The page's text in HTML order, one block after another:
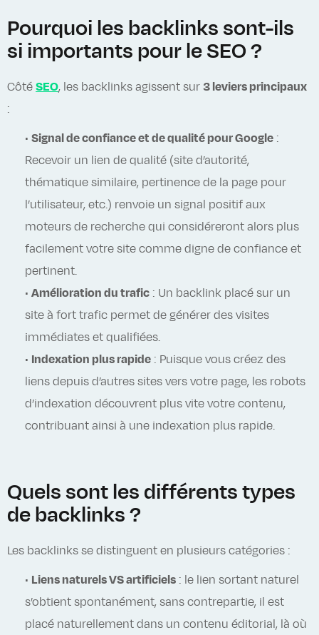
Pourquoi les backlinks sont-ils
si importants pour le SEO ?
Côté SEO, les backlinks agissent sur 3 leviers principaux
:
• Signal de confiance et de qualité pour Google :
Recevoir un lien de qualité (site d’autorité,
thématique similaire, pertinence de la page pour
l’utilisateur, etc.) renvoie un signal positif aux
moteurs de recherche qui considéreront alors plus
facilement votre site comme digne de confiance et
pertinent.
• Amélioration du trafic : Un backlink placé sur un
site à fort trafic permet de générer des visites
immédiates et qualifiées.
• Indexation plus rapide : Puisque vous créez des
liens depuis d’autres sites vers votre page, les robots
d’indexation découvrent plus vite votre contenu,
contribuant ainsi à une indexation plus rapide.
Quels sont les différents types
de backlinks ?
Les backlinks se distinguent en plusieurs catégories :
• Liens naturels VS artificiels : le lien sortant naturel
s’obtient spontanément, sans contrepartie, il est
placé naturellement dans un contenu éditorial, là où